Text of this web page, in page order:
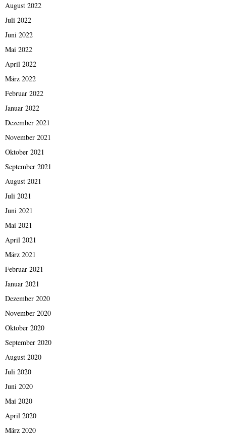
August 2022
Juli 2022
Juni 2022
Mai 2022
April 2022
März 2022
Februar 2022
Januar 2022
Dezember 2021
November 2021
Oktober 2021
September 2021
August 2021
Juli 2021
Juni 2021
Mai 2021
April 2021
März 2021
Februar 2021
Januar 2021
Dezember 2020
November 2020
Oktober 2020
September 2020
August 2020
Juli 2020
Juni 2020
Mai 2020
April 2020
März 2020